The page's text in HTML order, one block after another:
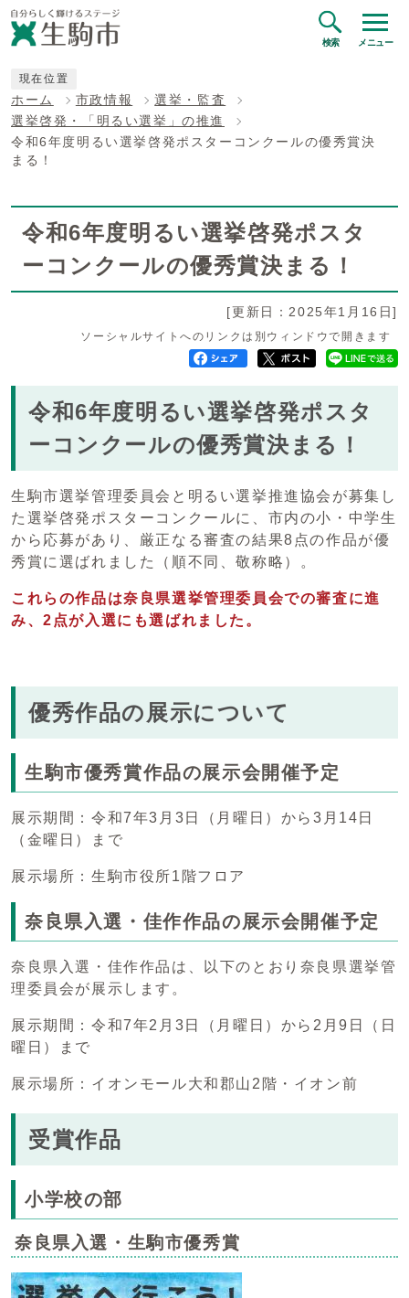
検索 メニュー
現在位置
ホーム 市政情報
選挙・監査
選挙啓発・「明るい選挙」の推進
令和6年度明るい選挙啓発ポスターコンクールの優秀賞決
まる！
令和6年度明るい選挙啓発ポスタ
ーコンクールの優秀賞決まる！
[更新日：2025年1月16日]
ソーシャルサイトへのリンクは別ウィンドウで開きます
令和6年度明るい選挙啓発ポスタ
ーコンクールの優秀賞決まる！
生駒市選挙管理委員会と明るい選挙推進協会が募集し
た選挙啓発ポスターコンクールに、市内の小・中学生
から応募があり、厳正なる審査の結果8点の作品が優
秀賞に選ばれました（順不同、敬称略）。
これらの作品は奈良県選挙管理委員会での審査に進
み、2点が入選にも選ばれました。
優秀作品の展示について
生駒市優秀賞作品の展示会開催予定
展示期間：令和7年3月3日（月曜日）から3月14日
（金曜日）まで
展示場所：生駒市役所1階フロア
奈良県入選・佳作作品の展示会開催予定
奈良県入選・佳作作品は、以下のとおり奈良県選挙管
理委員会が展示します。
展示期間：令和7年2月3日（月曜日）から2月9日（日
曜日）まで
展示場所：イオンモール大和郡山2階・イオン前
受賞作品
小学校の部
奈良県入選・生駒市優秀賞